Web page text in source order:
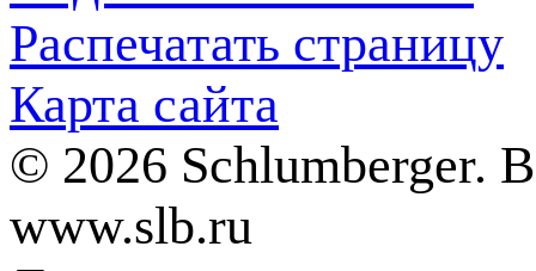
Распечатать страницу
Карта сайта
© 2026 Schlumberger.
www.slb.ru